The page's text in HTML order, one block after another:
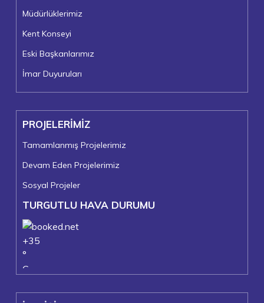
Müdürlüklerimiz
Kent Konseyi
Eski Başkanlarımız
İmar Duyuruları
PROJELERİMİZ
Tamamlanmış Projelerimiz
Devam Eden Projelerimiz
Sosyal Projeler
TURGUTLU HAVA DURUMU
+35
°
C